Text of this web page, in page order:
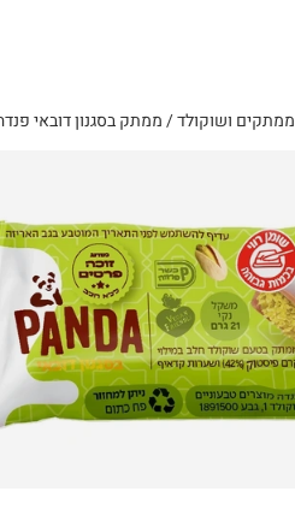
ממתקים ושוקולד/ ממתק בסגנון דובאי